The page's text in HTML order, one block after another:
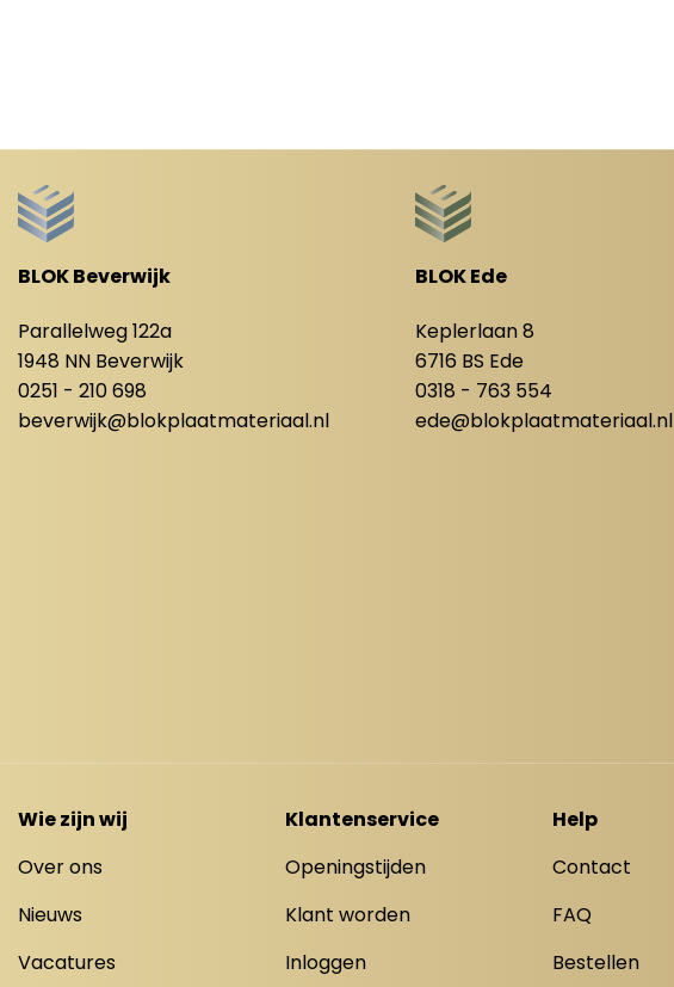
BLOK Beverwijk
Parallelweg 122a
1948 NN Beverwijk
0251 - 210 698
beverwijk@blokplaatmateriaal.nl
BLOK Ede
Keplerlaan 8
6716 BS Ede
0318 - 763 554
ede@blokplaatmateriaal.nl
Wie zijn wij
Over ons
Nieuws
Vacatures
Klantenservice
Openingstijden
Klant worden
Inloggen
Help
Contact
FAQ
Bestellen